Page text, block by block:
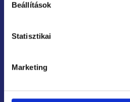
Beállítások
Statisztikai
Marketing
Székhely